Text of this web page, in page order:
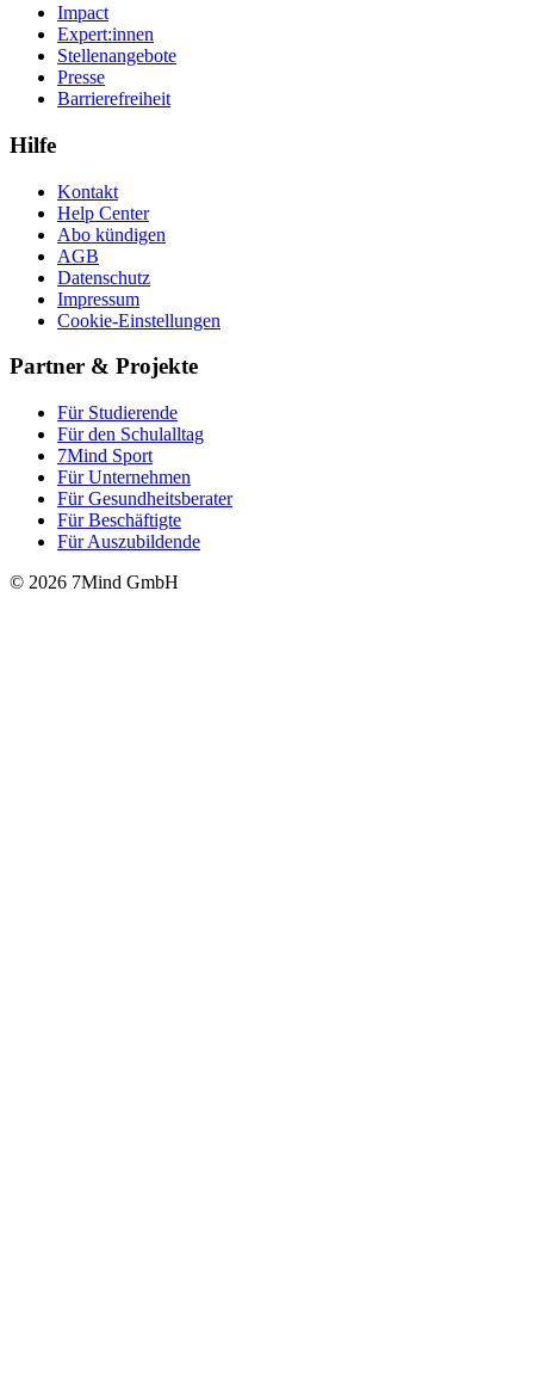
Impact
Expert:innen
Stellenangebote
Presse
Barrierefreiheit
Hilfe
Kontakt
Help Center
Abo kündigen
AGB
Datenschutz
Impressum
Cookie-Einstellungen
Partner & Projekte
Für Stu­die­rende
Für den Schulalltag
7Mind Sport
Für Unter­neh­men
Für Gesund­heits­be­ra­ter
Für Beschäftigte
Für Auszubildende
© 2026 7Mind GmbH